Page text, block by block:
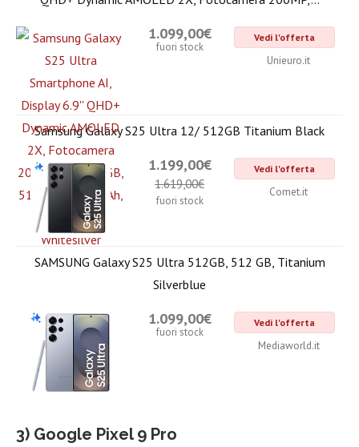
1.099,00€
fuori stock
Vedi l'offerta
Unieuro.it
Samsung Galaxy S25 Ultra 12/ 512GB Titanium Black
1.199,00€
1.619,00€
fuori stock
Vedi l'offerta
Comet.it
SAMSUNG Galaxy S25 Ultra 512GB, 512 GB, Titanium
Silverblue
1.099,00€
fuori stock
Vedi l'offerta
Mediaworld.it
3) Google Pixel 9 Pro